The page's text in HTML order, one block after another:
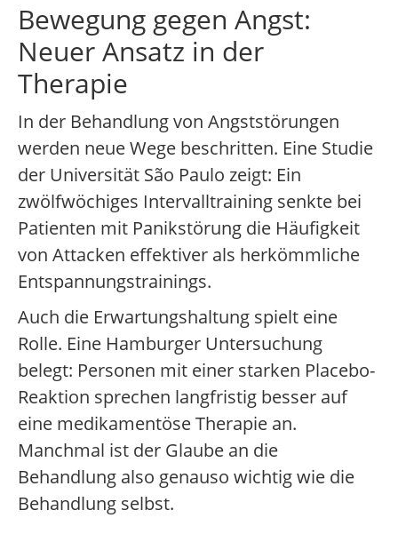
Bewegung gegen Angst:
Neuer Ansatz in der
Therapie
In der Behandlung von Angststörungen
werden neue Wege beschritten. Eine Studie
der Universität São Paulo zeigt: Ein
zwölfwöchiges Intervalltraining senkte bei
Patienten mit Panikstörung die Häufigkeit
von Attacken effektiver als herkömmliche
Entspannungstrainings.
Auch die Erwartungshaltung spielt eine
Rolle. Eine Hamburger Untersuchung
belegt: Personen mit einer starken Placebo-
Reaktion sprechen langfristig besser auf
eine medikamentöse Therapie an.
Manchmal ist der Glaube an die
Behandlung also genauso wichtig wie die
Behandlung selbst.